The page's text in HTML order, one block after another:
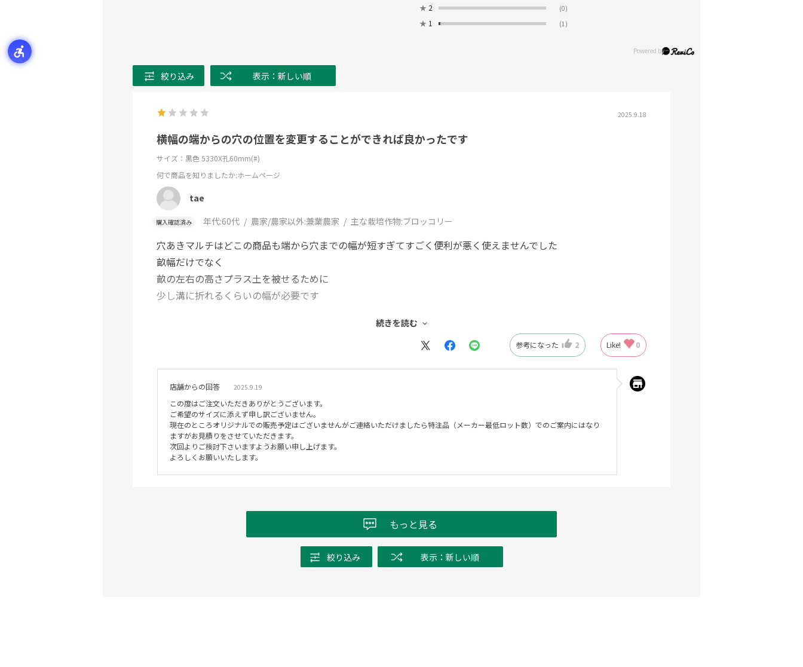
★ 2 (0)
★ 1 (1)
絞り込み 表示：新しい順
2025.9.18
横幅の端からの穴の位置を変更することができれば良かったです
サイズ：黒色 5330X孔60mm(#)
何で商品を知りましたか:ホームページ
tae
購入確認済み 年代:60代 農家/農家以外:兼業農家 主な栽培作物:ブロッコリー
穴あきマルチはどこの商品も端から穴までの幅が短すぎてすごく便利が悪く使えませんでした
畝幅だけでなく
畝の左右の高さプラス土を被せるために
少し溝に折れるくらいの幅が必要です
続きを読む
参考になった 2 Like! 0
店舗からの回答 2025.9.19
この度はご注文いただきありがとうございます。
ご希望のサイズに添えず申し訳ございません。
現在のところオリジナルでの販売予定はございませんがご連絡いただけましたら特注品（メーカー最低ロット数）でのご案内にはなり
ますがお見積りをさせていただきます。
次回よりご検討下さいますようお願い申し上げます。
よろしくお願いいたします。
もっと見る
絞り込み 表示：新しい順